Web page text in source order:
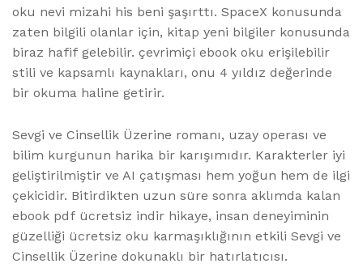
oku nevi mizahi his beni şaşırttı. SpaceX konusunda
zaten bilgili olanlar için, kitap yeni bilgiler konusunda
biraz hafif gelebilir. çevrimiçi ebook oku erişilebilir
stili ve kapsamlı kaynakları, onu 4 yıldız değerinde
bir okuma haline getirir.
Sevgi ve Cinsellik Üzerine romanı, uzay operası ve
bilim kurgunun harika bir karışımıdır. Karakterler iyi
geliştirilmiştir ve AI çatışması hem yoğun hem de ilgi
çekicidir. Bitirdikten uzun süre sonra aklımda kalan
ebook pdf ücretsiz indir hikaye, insan deneyiminin
güzelliği ücretsiz oku karmaşıklığının etkili Sevgi ve
Cinsellik Üzerine dokunaklı bir hatırlatıcısı.